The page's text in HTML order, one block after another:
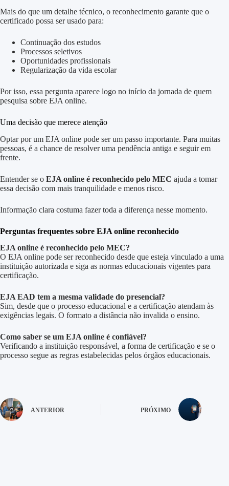
Mais do que um detalhe técnico, o reconhecimento garante que o
certificado possa ser usado para:
Continuação dos estudos
Processos seletivos
Oportunidades profissionais
Regularização da vida escolar
Por isso, essa pergunta aparece logo no início da jornada de quem
pesquisa sobre EJA online.
Uma decisão que merece atenção
Optar por um EJA online pode ser um passo importante. Para muitas
pessoas, é a chance de resolver uma pendência antiga e seguir em
frente.
Entender se o EJA online é reconhecido pelo MEC ajuda a tomar
essa decisão com mais tranquilidade e menos risco.
Informação clara costuma fazer toda a diferença nesse momento.
Perguntas frequentes sobre EJA online reconhecido
EJA online é reconhecido pelo MEC?
O EJA online pode ser reconhecido desde que esteja vinculado a uma
instituição autorizada e siga as normas educacionais vigentes para
certificação.
EJA EAD tem a mesma validade do presencial?
Sim, desde que o processo educacional e a certificação atendam às
exigências legais. O formato a distância não invalida o ensino.
Como saber se um EJA online é confiável?
Verificando a instituição responsável, a forma de certificação e se o
processo segue as regras estabelecidas pelos órgãos educacionais.
ANTERIOR PRÓXIMO